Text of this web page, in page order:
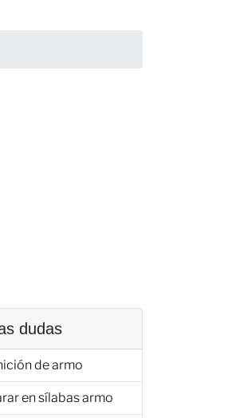
dudas
de armo
en sílabas armo